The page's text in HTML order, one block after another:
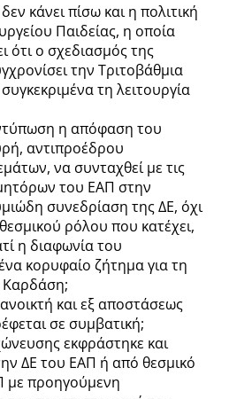
κάνει πίσω και η πολιτική
Παιδείας, η οποία
ότι ο σχεδιασμός της
την Τριτοβάθμια
τη λειτουργία
η απόφαση του
αντιπροέδρου
να συνταχθεί με τις
του ΕΑΠ στην
συνεδρίαση της ΔΕ, όχι
ρόλου που κατέχει,
η διαφωνία του
κορυφαίο ζήτημα για τη
Καρδάση;
και εξ αποστάσεως
σε συμβατική;
εκφράστηκε και
ΔΕ του ΕΑΠ ή από θεσμικό
με προηγούμενη